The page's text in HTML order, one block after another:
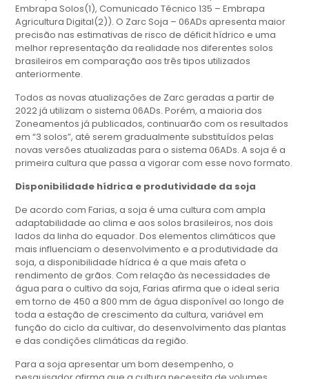
Embrapa Solos(1), Comunicado Técnico 135 – Embrapa
Agricultura Digital(2)). O Zarc Soja – 06ADs apresenta maior
precisão nas estimativas de risco de déficit hídrico e uma
melhor representação da realidade nos diferentes solos
brasileiros em comparação aos três tipos utilizados
anteriormente.
Todos as novas atualizações de Zarc geradas a partir de
2022 já utilizam o sistema 06ADs. Porém, a maioria dos
Zoneamentos já publicados, continuarão com os resultados
em “3 solos”, até serem gradualmente substituídos pelas
novas versões atualizadas para o sistema 06ADs. A soja é a
primeira cultura que passa a vigorar com esse novo formato.
Disponibilidade hídrica e produtividade da soja
De acordo com Farias, a soja é uma cultura com ampla
adaptabilidade ao clima e aos solos brasileiros, nos dois
lados da linha do equador. Dos elementos climáticos que
mais influenciam o desenvolvimento e a produtividade da
soja, a disponibilidade hídrica é a que mais afeta o
rendimento de grãos. Com relação às necessidades de
água para o cultivo da soja, Farias afirma que o ideal seria
em torno de 450 a 800 mm de água disponível ao longo de
toda a estação de crescimento da cultura, variável em
função do ciclo da cultivar, do desenvolvimento das plantas
e das condições climáticas da região.
Para a soja apresentar um bom desempenho, o